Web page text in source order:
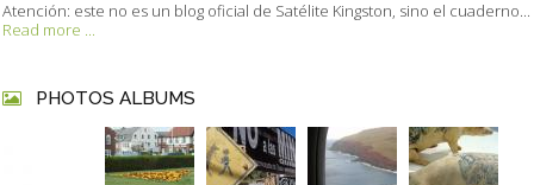
Atención: este no es un blog oficial de Satélite Kingston, sino el cuaderno...
Read more ...
PHOTOS ALBUMS